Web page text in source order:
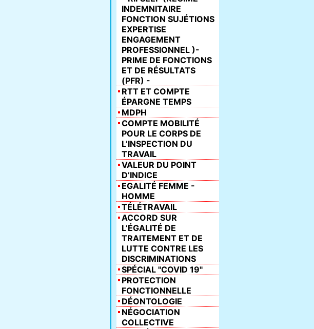
INDEMNITAIRE
FONCTION SUJÉTIONS
EXPERTISE
ENGAGEMENT
PROFESSIONNEL )-
PRIME DE FONCTIONS
ET DE RÉSULTATS
(PFR) -
RTT ET COMPTE
ÉPARGNE TEMPS
MDPH
COMPTE MOBILITÉ
POUR LE CORPS DE
L’INSPECTION DU
TRAVAIL
VALEUR DU POINT
D’INDICE
EGALITÉ FEMME -
HOMME
TÉLÉTRAVAIL
ACCORD SUR
L’ÉGALITÉ DE
TRAITEMENT ET DE
LUTTE CONTRE LES
DISCRIMINATIONS
SPÉCIAL "COVID 19"
PROTECTION
FONCTIONNELLE
DÉONTOLOGIE
NÉGOCIATION
COLLECTIVE